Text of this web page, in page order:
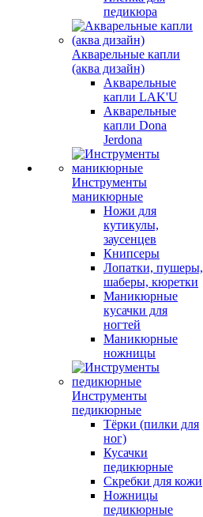
педикюра
Акварельные капли
(аква дизайн)
Акварельные
капли LAK'U
Акварельные
капли Dona
Jerdona
Инструменты
маникюрные
Ножи для
кутикулы,
заусенцев
Книпсеры
Лопатки, пушеры,
шаберы, кюретки
Маникюрные
кусачки для
ногтей
Маникюрные
ножницы
Инструменты
педикюрные
Тёрки (пилки для
ног)
Кусачки
педикюрные
Скребки для кожи
Ножницы
педикюрные